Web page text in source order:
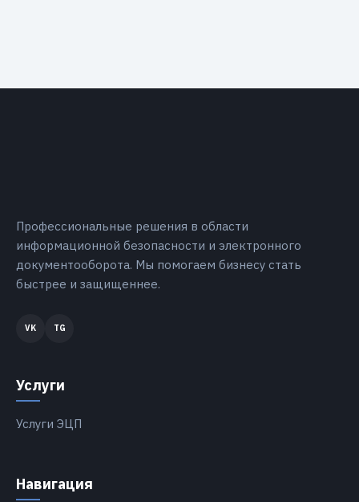
Профессиональные решения в области
информационной безопасности и электронного
документооборота. Мы помогаем бизнесу стать
быстрее и защищеннее.
Услуги
Услуги ЭЦП
Навигация